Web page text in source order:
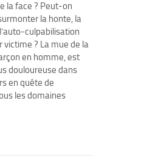
la face ? Peut-on
la honte, la
culpabilisation
victime ? La mue de la
en homme, est
douloureuse dans
en quête de
les domaines